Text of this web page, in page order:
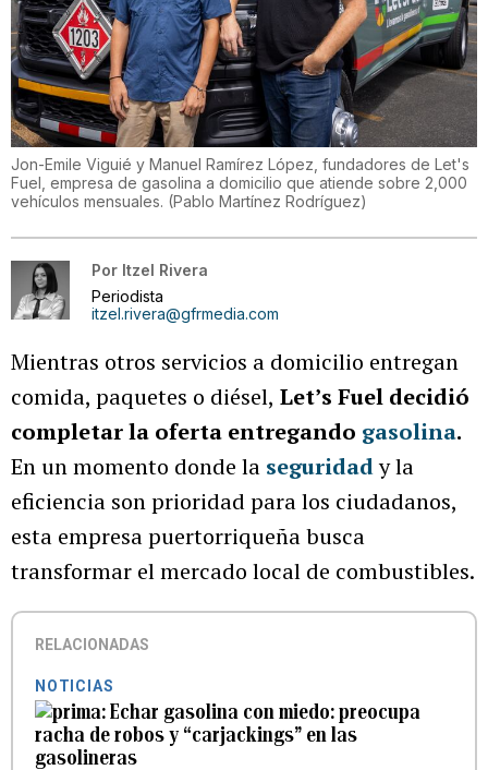
Jon-Emile Viguié y Manuel Ramírez López, fundadores de Let's
Fuel, empresa de gasolina a domicilio que atiende sobre 2,000
vehículos mensuales. (Pablo Martínez Rodríguez)
Por Itzel Rivera
Periodista
itzel.rivera@gfrmedia.com
Mientras otros servicios a domicilio entregan
comida, paquetes o diésel, Let’s Fuel decidió
completar la oferta entregando gasolina.
En un momento donde la seguridady la
eficiencia son prioridad para los ciudadanos,
esta empresa puertorriqueña busca
transformar el mercado local de combustibles.
RELACIONADAS
NOTICIAS
Echar gasolina con miedo: preocupa
racha de robos y “carjackings” en las
gasolineras